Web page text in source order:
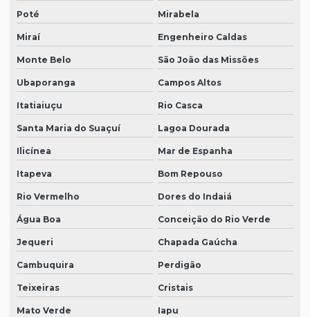
Poté Mirabela
Miraí Engenheiro Caldas
Monte Belo São João das Missões
Ubaporanga Campos Altos
Itatiaiuçu Rio Casca
Santa Maria do Suaçuí Lagoa Dourada
Ilicínea Mar de Espanha
Itapeva Bom Repouso
Rio Vermelho Dores do Indaiá
Água Boa Conceição do Rio Verde
Jequeri Chapada Gaúcha
Cambuquira Perdigão
Teixeiras Cristais
Mato Verde Iapu